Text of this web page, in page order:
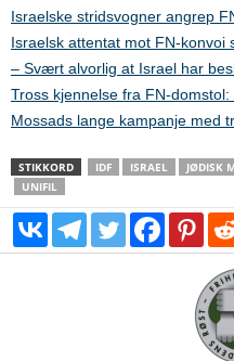
Israelske stridsvogner angrep
Israelsk attentat mot FN-konvoi
– Svært alvorlig at Israel har
Tross kjennelse fra FN-
Mossads lange kampanje med
STIKKORD IDF ISRAEL JØDISK
UNIFIL